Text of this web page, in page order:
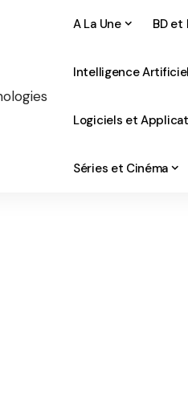
A La Une BD et
Intelligence
Logiciels et
Séries et Cinéma